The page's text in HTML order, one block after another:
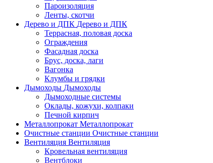
Пароизоляция
Ленты, скотчи
Дерево и ДПК Дерево и ДПК
Террасная, половая доска
Ограждения
Фасадная доска
Брус, доска, лаги
Вагонка
Клумбы и грядки
Дымоходы Дымоходы
Дымоходные системы
Оклады, кожухи, колпаки
Печной кирпич
Металлопрокат Металлопрокат
Очистные станции Очистные станции
Вентиляция Вентиляция
Кровельная вентиляция
Вентблоки